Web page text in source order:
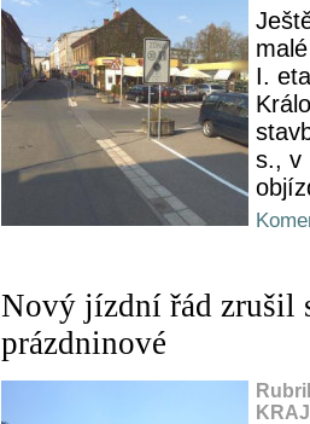
I.
s., v
Nový jízdní řád zrušil
prázdninové